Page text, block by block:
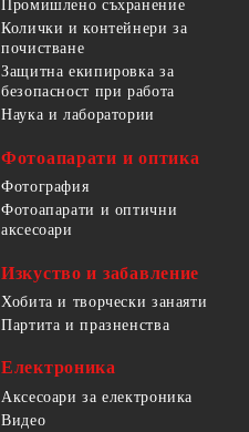
Промишлено съхранение
Колички и контейнери за
почистване
Защитна екипировка за
безопасност при работа
Наука и лаборатории
Фотоапарати и оптика
Фотография
Фотоапарати и оптични
аксесоари
Изкуство и забавление
Хобита и творчески занаяти
Партита и празненства
Електроника
Аксесоари за електроника
Видео